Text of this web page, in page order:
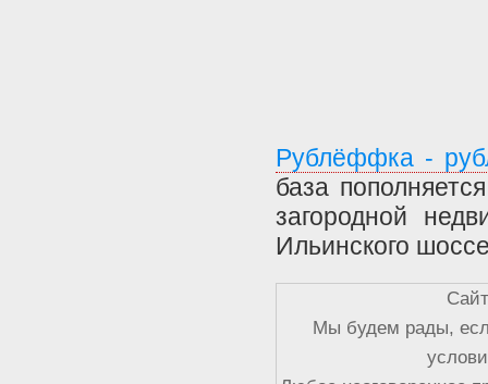
Рублёффка -
база
загородной
Ильинского
Мы будем рады,